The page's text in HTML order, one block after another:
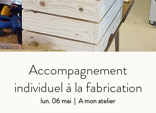
Accompagnement
individuel à la fabrication
lun. 06 mai
  |
A mon atelier